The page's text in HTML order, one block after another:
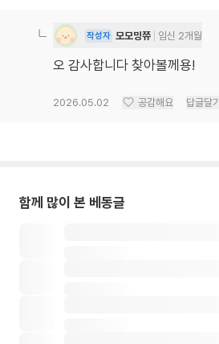
작성자 모모밍쮸 임신 2개월
오 감사합니다 찾아볼께용!
2026.05.02 공감해요 답글달기
함께 많이 본 베동글